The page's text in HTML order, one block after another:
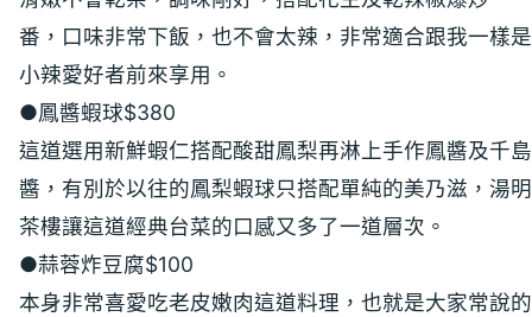
番，口味非常下飯，也不會太辣，非常適合跟我一樣是
小辣愛好者前來享用。
●鳳醬蝦球$380
這道選用新鮮蝦仁搭配酸甜鳳梨再淋上手作鳳醬及千島
醬，有別於以往的鳳梨蝦球只搭配單純的美乃滋，湯明
茶樓讓這道經典台菜的口感又多了一道層次。
●蒜蓉炸豆腐$100
本身非常喜愛吃老皮嫩肉這道料理，也就是大家常說的